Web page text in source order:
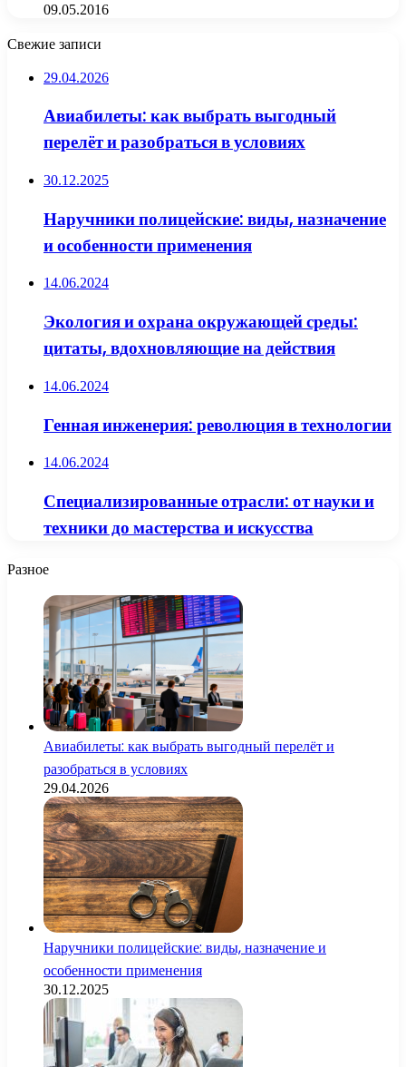
09.05.2016
Свежие записи
29.04.2026
Авиабилеты: как выбрать выгодный
перелёт и разобраться в условиях
30.12.2025
Наручники полицейские: виды, назначение
и особенности применения
14.06.2024
Экология и охрана окружающей среды:
цитаты, вдохновляющие на действия
14.06.2024
Генная инженерия: революция в технологии
14.06.2024
Специализированные отрасли: от науки и
техники до мастерства и искусства
Разное
Авиабилеты: как выбрать выгодный перелёт и
разобраться в условиях
29.04.2026
Наручники полицейские: виды, назначение и
особенности применения
30.12.2025